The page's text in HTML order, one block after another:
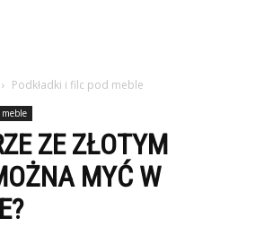
Podkładki i filc pod meble
ZE ZŁOTYM
MYĆ W